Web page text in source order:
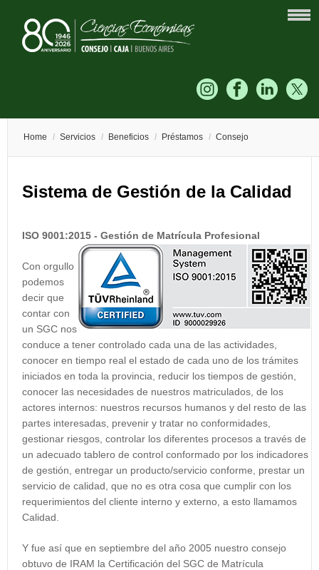
Home / Servicios / Beneficios / Préstamos / Consejo
Sistema de Gestión de la Calidad
ISO 9001:2015 - Gestión de Matrícula Profesional
Con orgullo
podemos
decir que
contar con
un SGC nos
conduce a tener controlado cada una de las actividades,
conocer en tiempo real el estado de cada uno de los trámites
iniciados en toda la provincia, reducir los tiempos de gestión,
conocer las necesidades de nuestros matriculados, de los
actores internos: nuestros recursos humanos y del resto de las
partes interesadas, prevenir y tratar no conformidades,
gestionar riesgos, controlar los diferentes procesos a través de
un adecuado tablero de control conformado por los indicadores
de gestión, entregar un producto/servicio conforme, prestar un
servicio de calidad, que no es otra cosa que cumplir con los
requerimientos del cliente interno y externo, a esto llamamos
Calidad.
Y fue así que en septiembre del año 2005 nuestro consejo
obtuvo de IRAM la Certificación del SGC de Matrícula